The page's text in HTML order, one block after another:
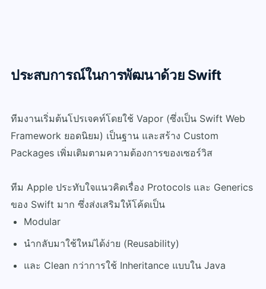
ประสบการณ์ในการพัฒนาด้วย Swift
ทีมงานเริ่มต้นโปรเจคท์โดยใช้ Vapor (ซึ่งเป็น Swift Web
Framework ยอดนิยม) เป็นฐาน และสร้าง Custom
Packages เพิ่มเติมตามความต้องการของเซอร์วิส
ทีม Apple ประทับใจแนวคิดเรื่อง Protocols และ Generics
ของ Swift มาก ซึ่งส่งเสริมให้โค้ดเป็น
Modular
นำกลับมาใช้ใหม่ได้ง่าย (Reusability)
และ Clean กว่าการใช้ Inheritance แบบใน Java